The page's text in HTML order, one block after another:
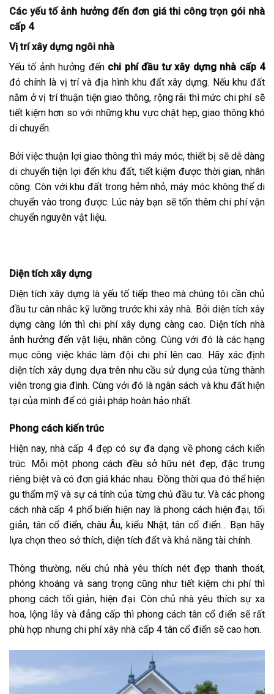
Các yếu tố ảnh hưởng đến đơn giá thi công trọn gói nhà
cấp 4
Vị trí xây dựng ngôi nhà
Yếu tố ảnh hưởng đến chi phí đầu tư xây dựng nhà cấp 4
đó chính là vị trí và địa hình khu đất xây dựng. Nếu khu đất
nằm ở vị trí thuận tiện giao thông, rộng rãi thì mức chi phí sẽ
tiết kiệm hơn so với những khu vực chật hẹp, giao thông khó
di chuyển.
Bởi việc thuận lợi giao thông thì máy móc, thiết bị sẽ dễ dàng
di chuyển tiện lợi đến khu đất, tiết kiệm được thời gian, nhân
công. Còn với khu đất trong hẻm nhỏ, máy móc không thể di
chuyển vào trong được. Lúc này bạn sẽ tốn thêm chi phí vận
chuyển nguyên vật liệu.
Diện tích xây dựng
Diện tích xây dựng là yếu tố tiếp theo mà chúng tôi cần chủ
đầu tư cân nhắc kỹ lưỡng trước khi xây nhà. Bởi diện tích xây
dựng càng lớn thì chi phí xây dựng càng cao. Diện tích nhà
ảnh hưởng đến vật liệu, nhân công. Cùng với đó là các hạng
mục công việc khác làm đội chi phí lên cao. Hãy xác định
diện tích xây dựng dựa trên nhu cầu sử dụng của từng thành
viên trong gia đình. Cùng với đó là ngân sách và khu đất hiện
tại của mình để có giải pháp hoàn hảo nhất.
Phong cách kiến trúc
Hiện nay, nhà cấp 4 đẹp có sự đa dạng về phong cách kiến
trúc. Mỗi một phong cách đều sở hữu nét đẹp, đặc trưng
riêng biệt và có đơn giá khác nhau. Đồng thời qua đó thể hiện
gu thẩm mỹ và sự cá tính của từng chủ đầu tư. Và các phong
cách nhà cấp 4 phổ biến hiện nay là phong cách hiện đại, tối
giản, tân cổ điển, châu Âu, kiểu Nhật, tân cổ điển… Bạn hãy
lựa chọn theo sở thích, diện tích đất và khả năng tài chính.
Thông thường, nếu chủ nhà yêu thích nét đẹp thanh thoát,
phóng khoáng và sang trọng cũng như tiết kiệm chi phí thì
phong cách tối giản, hiện đại. Còn chủ nhà yêu thích sự xa
hoa, lộng lẫy và đẳng cấp thì phong cách tân cổ điển sẽ rất
phù hợp nhưng chi phí xây nhà cấp 4 tân cổ điển sẽ cao hơn.